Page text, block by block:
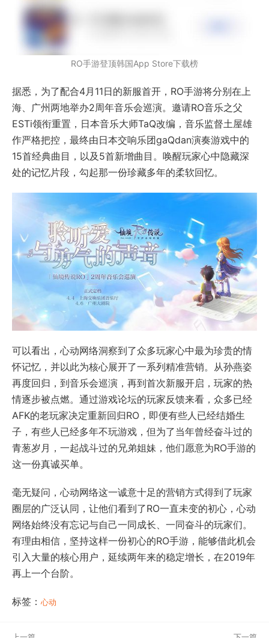
RO手游登顶韩国App Store下载榜
据悉，为了配合4月11日的新服首开，RO手游将分别在上
海、广州两地举办2周年音乐会巡演。邀请RO音乐之父
ESTi领衔重置，日本音乐大师TaQ改编，音乐监督土屋雄
作严格把控，最终由日本交响乐团gaQdan演奏游戏中的
15首经典曲目，以及5首新增曲目。唤醒玩家心中隐藏深
处的记忆片段，勾起那一份珍藏多年的柔软回忆。
可以看出，心动网络洞察到了众多玩家心中最为珍贵的情
怀记忆，并以此为核心展开了一系列精准营销。从孙燕姿
再度回归，到音乐会巡演，再到首次新服开启，玩家的热
情逐步被点燃。通过游戏论坛的玩家反馈来看，众多已经
AFK的老玩家决定重新回归RO，即便有些人已经结婚生
子，有些人已经多年不玩游戏，但为了当年曾经奋斗过的
青葱岁月，一起战斗过的兄弟姐妹，他们愿意为RO手游的
这一份真诚买单。
毫无疑问，心动网络这一诚意十足的营销方式得到了玩家
圈层的广泛认同，让他们看到了RO一直未变的初心，心动
网络始终没有忘记与自己一同成长、一同奋斗的玩家们。
有理由相信，坚持这样一份初心的RO手游，能够借此机会
引入大量的核心用户，延续两年来的稳定增长，在2019年
再上一个台阶。
标签： 心动